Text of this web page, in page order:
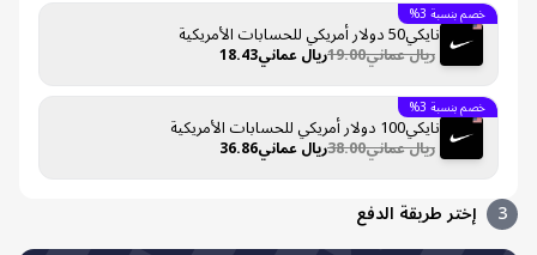
نايكي50 دولار أمريكي للحسابات الأمريكية
ريال عماني19.00 ريال عماني18.43
خصم بنسبة 3%
نايكي100 دولار أمريكي للحسابات الأمريكية
ريال عماني38.00 ريال عماني36.86
خصم بنسبة 3%
إختر طريقة الدفع